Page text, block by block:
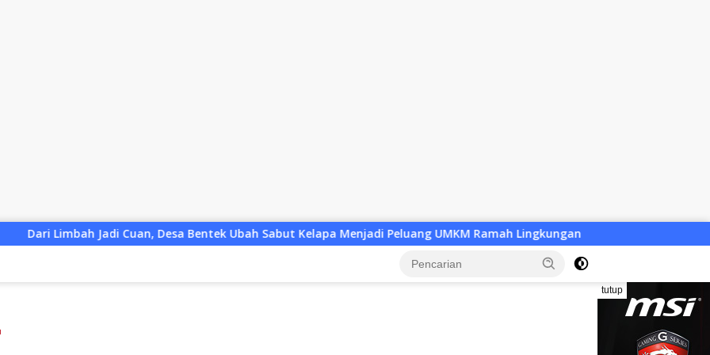
Bentek Ubah Sabut Kelapa Menjadi Peluang UMKM Ramah Lingkungan Desa Baru Tak Lagi Sekadar Wacana,
tutup